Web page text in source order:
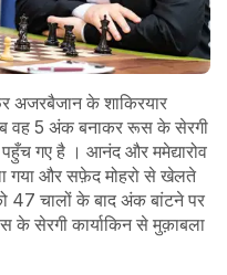
अजरबैजान के शाकिरयार
वह 5 अंक बनाकर रूस के सेरगी
गए है । आनंद और ममेद्यारोव
गया और सफ़ेद मोहरो से खेलते
चालों के बाद अंक बांटने पर
के सेरगी कार्याकिन से मुक़ाबला